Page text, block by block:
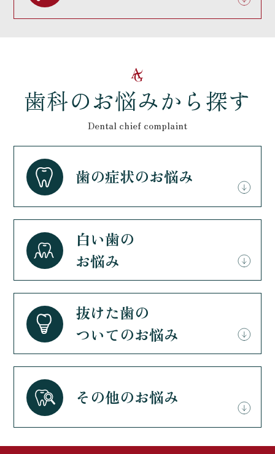
歯科のお悩みから探す
Dental chief complaint
歯の症状のお悩み
白い歯の
お悩み
抜けた歯の
ついてのお悩み
その他のお悩み